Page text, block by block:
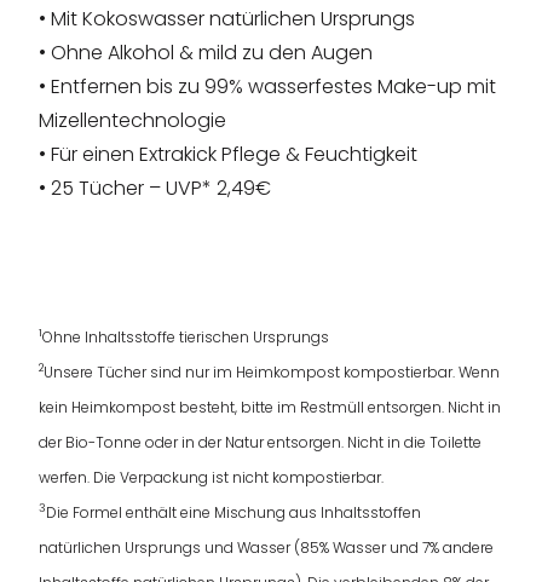
• Mit Kokoswasser natürlichen Ursprungs
• Ohne Alkohol & mild zu den Augen
• Entfernen bis zu 99% wasserfestes Make-up mit
Mizellentechnologie
• Für einen Extrakick Pflege & Feuchtigkeit
• 25 Tücher – UVP* 2,49€
1Ohne Inhaltsstoffe tierischen Ursprungs
2Unsere Tücher sind nur im Heimkompost kompostierbar. Wenn
kein Heimkompost besteht, bitte im Restmüll entsorgen. Nicht in
der Bio-Tonne oder in der Natur entsorgen. Nicht in die Toilette
werfen. Die Verpackung ist nicht kompostierbar.
3Die Formel enthält eine Mischung aus Inhaltsstoffen
natürlichen Ursprungs und Wasser (85% Wasser und 7% andere